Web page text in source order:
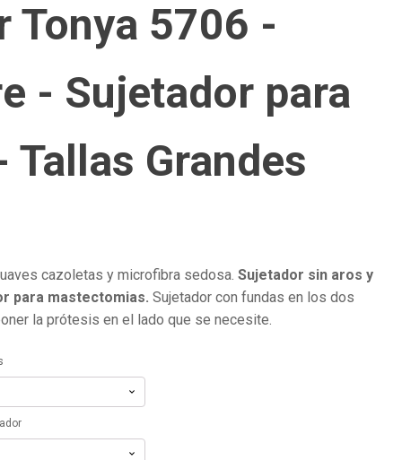
Tonya 5706 -
- Sujetador para
Grandes
cazoletas y microfibra sedosa.Sujetador sin aros y
para mastectomias. Sujetador con fundas en los dos
la prótesis en el lado que se necesite.